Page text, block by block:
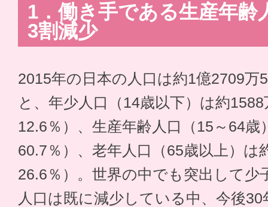
1．働き手である生産年齢
3割減少
2015年の日本の人口は約1億2709万
と、年少人口（14歳以下）は約
12.6％）、生産年齢人口（15～64歳
60.7％）、老年人口（65歳以上）は
26.6％）。世界の中でも突出して少
人口は既に減少している中、今後